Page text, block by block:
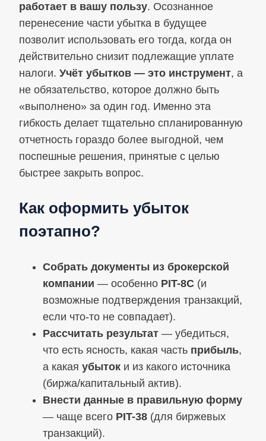
работает в вашу пользу. Осознанное
перенесение части убытка в будущее
позволит использовать его тогда, когда он
действительно снизит подлежащие уплате
налоги. Учёт убытков — это инструмент, а
не обязательство, которое должно быть
«выполнено» за один год. Именно эта
гибкость делает тщательно спланированную
отчетность гораздо более выгодной, чем
поспешные решения, принятые с целью
быстрее закрыть вопрос.
Как оформить убыток
поэтапно?
Собрать документы из брокерской
компании — особенно PIT-8C (и
возможные подтверждения транзакций,
если что-то не совпадает).
Рассчитать результат — убедиться,
что есть ясность, какая часть прибыль,
а какая убыток и из какого источника
(биржа/капитальный актив).
Внести данные в правильную форму
— чаще всего PIT-38 (для биржевых
транзакций).